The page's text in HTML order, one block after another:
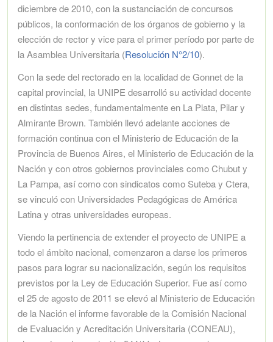
diciembre de 2010, con la sustanciación de concursos
públicos, la conformación de los órganos de gobierno y la
elección de rector y vice para el primer período por parte de
la Asamblea Universitaria (Resolución N°2/10).
Con la sede del rectorado en la localidad de Gonnet de la
capital provincial, la UNIPE desarrolló su actividad docente
en distintas sedes, fundamentalmente en La Plata, Pilar y
Almirante Brown. También llevó adelante acciones de
formación continua con el Ministerio de Educación de la
Provincia de Buenos Aires, el Ministerio de Educación de la
Nación y con otros gobiernos provinciales como Chubut y
La Pampa, así como con sindicatos como Suteba y Ctera,
se vinculó con Universidades Pedagógicas de América
Latina y otras universidades europeas.
Viendo la pertinencia de extender el proyecto de UNIPE a
todo el ámbito nacional, comenzaron a darse los primeros
pasos para lograr su nacionalización, según los requisitos
previstos por la Ley de Educación Superior. Fue así como
el 25 de agosto de 2011 se elevó al Ministerio de Educación
de la Nación el informe favorable de la Comisión Nacional
de Evaluación y Acreditación Universitaria (CONEAU),